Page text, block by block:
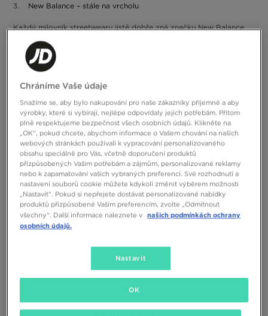
New Balance – stále na vrcholu
Každý milovník streetwearu jistě dobře zná značku New Balance.
lifestyleový a sportovní sortiment. Ve svých kolekcích kombinuje
moderní design s nádechem retro estetiky.
„N“ zaručuje dokonalé zpracování z nejlepších materiálů
obohacených o inovativní technologie.
New Balance je fascinující a inspirativní cesta, která stále pokračuje!
New Balance: historie značky s posláním
Ve světě streetwearu existuje jen několik značek, které zanechaly
opravdu silnou stopu při formování urban stylu. Mezi průkopníky
městské módy nepochybně patří New Balance. Historie firmy
dokazuje, že od samého počátku měl její sortiment především
poskytovat lidem podporu a pohodlí. Právě autentičnost a péče o
zákazníka způsobily, že logo „N“ od samého začátku vzbuzovalo
důvěru mezi kupujícími.
neměli přístup jen vyvolení. Vždyť každý si zaslouží to nejlepší…
Dnes se boty, oblečení a doplňky NB kromě neustálého pohodlí
nebo minimalistické střihy oblečení korunované slavným logem
Mrkni se New Balance
Chráníme Vaše údaje
Snažíme se, aby bylo nakupování pro naše zákazníky příjemné a aby
výrobky, které si vybírají, nejlépe odpovídaly jejich potřebám. Přitom
plně respektujeme bezpečnost všech osobních údajů. Klikněte na
„OK“, pokud chcete, abychom informace o Vašem chování na našich
webových stránkách používali k vypracování personalizovaného
obsahu speciálně pro Vás, včetně doporučení produktů
přizpůsobených Vašim potřebám a zájmům, personalizované reklamy
nebo k zapamatování vašich vybraných preferencí. Své rozhodnutí a
nastavení souborů cookie můžete kdykoli změnit výběrem možnosti
„Nastavit“. Pokud si nepřejete dostávat personalizované nabídky
produktů přizpůsobené Vašim preferencím, zvolte „Odmítnout
všechny“. Další informace naleznete v našich podmínkách ochrany
osobních údajů.
Nastavit
OK